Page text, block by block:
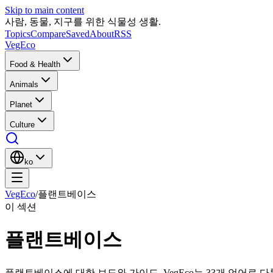
Skip to main content
사람, 동물, 지구를 위한 식물성 생활.
TopicsCompareSavedAboutRSS
VegEco
Food & Health
Animals
Planet
Culture
ko
VegEco/플랜트베이스
이 섹션
플랜트베이스